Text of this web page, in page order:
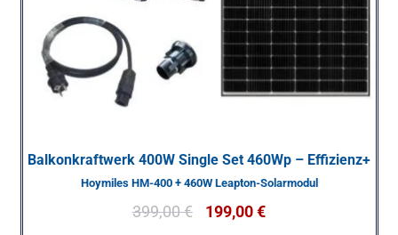
Balkonkraftwerk 400W Single Set 460Wp – Effizienz+
Hoymiles HM-400 + 460W Leapton-Solarmodul
399,00€ 199,00€